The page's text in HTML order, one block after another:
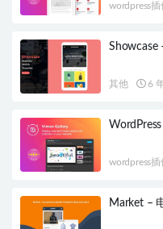
wordpress插
Showcase
其他 6
wordpress插
Market –